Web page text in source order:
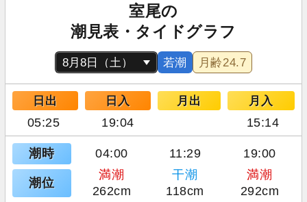
室尾の
潮見表・タイドグラフ
若潮 月齢24.7
日出 日入 月出 月入
05:25 19:04 15:14
潮時 04:00 11:29 19:00
潮位
満潮 干潮
満潮
262cm
118cm 292cm